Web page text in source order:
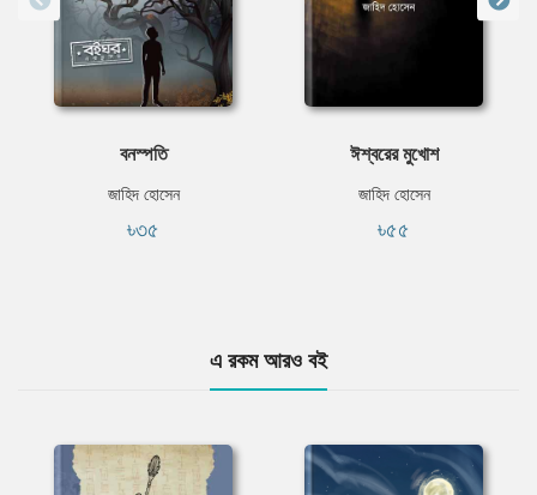
বনস্পতি
জাহিদ হোসেন
৳৩৫
ঈশ্বরের মুখোশ
জাহিদ হোসেন
৳৫৫
এ রকম আরও বই